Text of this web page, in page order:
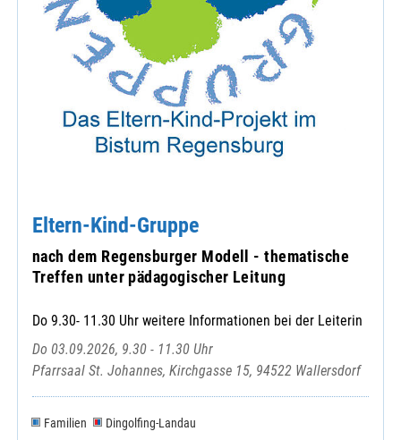
Eltern-Kind-Gruppe
nach dem Regensburger Modell - thematische
Treffen unter pädagogischer Leitung
Do 9.30- 11.30 Uhr weitere Informationen bei der Leiterin
Do 03.09.2026, 9.30 - 11.30 Uhr
Pfarrsaal St. Johannes, Kirchgasse 15, 94522 Wallersdorf
Familien
Dingolfing-Landau